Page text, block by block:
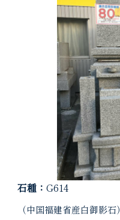
石種： G614
（中国福建省産白御影石）